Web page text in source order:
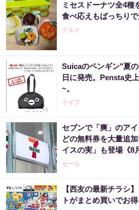
ミセスドーナツ全4種
食べ応えもばっちりで
グルメ
Suicaのペンギン"夏
日に発売。Pensta史
~。
ライフ
セブンで「爽」のア
どの無料券を大量追
イスの実」も登場《8
セール
【西友の最新チラシ
トがまとめ買いでお